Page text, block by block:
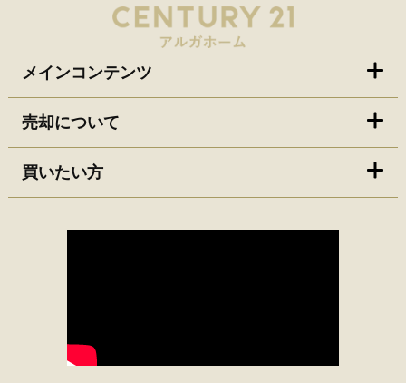
メインコンテンツ
売却について
買いたい方